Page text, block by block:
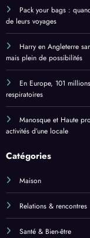
Pack your bags :
de leurs voyages
Harry en Angleterre
mais plein de possibilités
En Europe, 101
respiratoires
Manosque et Haute
activités d’une locale
Catégories
Maison
Relations & rencontres
Santé & Bien-être